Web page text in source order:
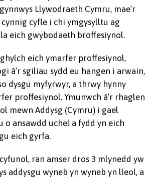
Llywodraeth Cymru, mae’r
cyfle i chi ymgysylltu ag
eich gwybodaeth broffesiynol.
eich ymarfer proffesiynol,
â’r sgiliau sydd eu hangen i arwain,
dysgu myfyrwyr, a thrwy hynny
proffesiynol. Ymunwch â’r rhaglen
mewn Addysg (Cymru) i gael
o ansawdd uchel a fydd yn eich
eich gyrfa.
ran amser dros 3 mlynedd yw
addysgu wyneb yn wyneb yn lleol, a